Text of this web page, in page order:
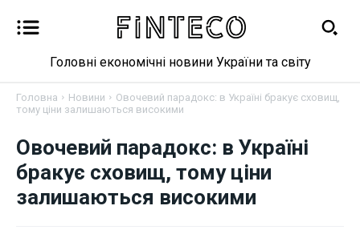
Новини
Бізнес
Головні економічні новини України та світу
Головна Новини
Овочевий парадокс: в Україні бракує сховищ,
тому ціни залишаються високими
Овочевий парадокс: в Україні
бракує сховищ, тому ціни
залишаються високими